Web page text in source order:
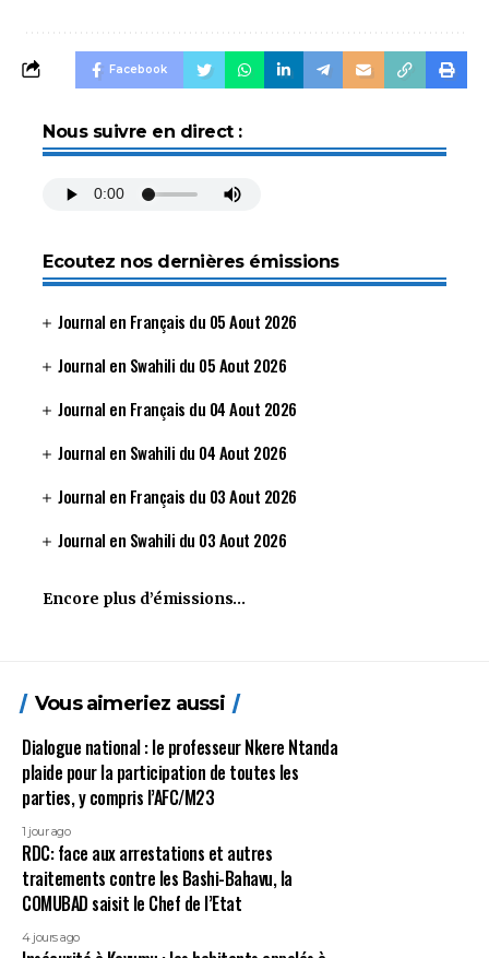
Facebook
Nous suivre en direct :
Ecoutez nos dernières émissions
Journal en Français du 05 Aout 2026
Journal en Swahili du 05 Aout 2026
Journal en Français du 04 Aout 2026
Journal en Swahili du 04 Aout 2026
Journal en Français du 03 Aout 2026
Journal en Swahili du 03 Aout 2026
Encore plus d’émissions…
Vous aimeriez aussi
Dialogue national : le professeur Nkere Ntanda
plaide pour la participation de toutes les
parties, y compris l’AFC/M23
1 jour ago
RDC: face aux arrestations et autres
traitements contre les Bashi-Bahavu, la
COMUBAD saisit le Chef de l’Etat
4 jours ago